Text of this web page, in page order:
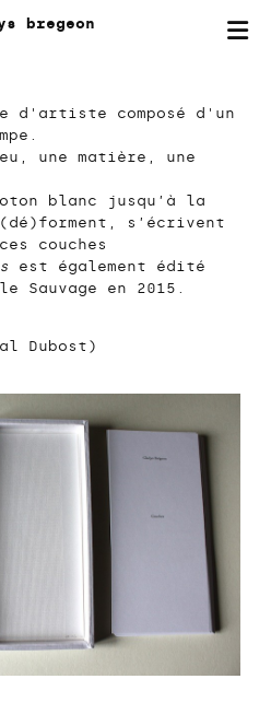
bregeon
d'artiste composé d'un
une matière, une
blanc jusqu’à la
s’écrivent
couches
est également édité
Sauvage en 2015.
Dubost)